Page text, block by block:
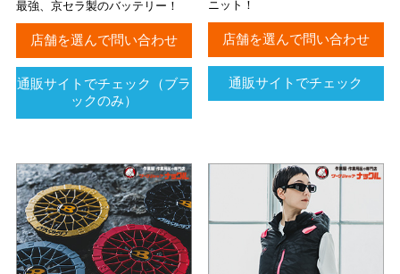
最強、京セラ製のバッテリー！
店舗を選んで問い合わせ
通販サイトでチェック（ブラ
ックのみ）
ニット！
店舗を選んで問い合わせ
通販サイトでチェック